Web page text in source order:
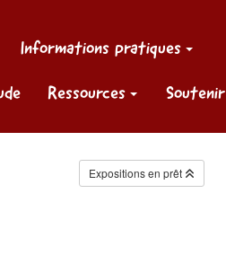
Informations pratiques
Ressources Soutenir
Expositions en prêt